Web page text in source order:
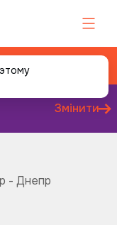
Змінити
- Днепр